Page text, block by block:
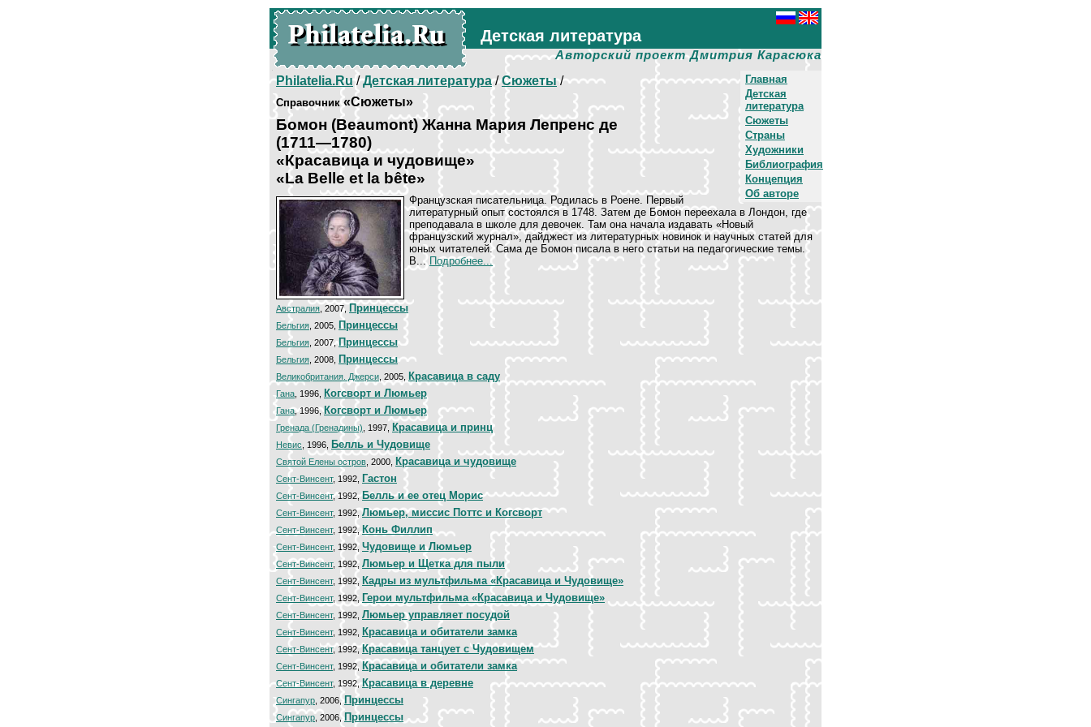
Детская литература
Авторский проект Дмитрия Карасюка
Главная
Детская
литература
Сюжеты
Страны
Художники
Библиография
Концепция
Об авторе
Philatelia.Ru/Детская литература/Сюжеты/
Справочник«Сюжеты»
Бомон (Beaumont) Жанна Мария Лепренс де
(1711—1780)
«Красавица и чудовище»
«La Belle et la bête»
Французская писательница. Родилась в Роене. Первый
литературный опыт состоялся в 1748. Затем де Бомон переехала в Лондон, где
преподавала в школе для девочек. Там она начала издавать «Новый
французский журнал», дайджест из литературных новинок и научных статей для
юных читателей. Сама де Бомон писала в него статьи на педагогические темы.
В... Подробнее...
Австралия , 2007, Принцессы
Бельгия , 2005, Принцессы
Бельгия , 2007,Принцессы
Бельгия , 2008, Принцессы
Великобритания. Джерси , 2005, Красавица в саду
Гана , 1996, Когсворт и Люмьер
Гана, 1996,Когсворт и Люмьер
Гренада (Гренадины) , 1997, Красавица и принц
Невис , 1996, Белль и Чудовище
Святой Елены остров , 2000, Красавица и чудовище
Сент-Винсент, 1992, Гастон
Сент-Винсент, 1992,Белль и ее отец Морис
Сент-Винсент, 1992,Люмьер, миссис Поттс и Когсворт
Сент-Винсент, 1992,Конь Филлип
Сент-Винсент, 1992, Чудовище и Люмьер
Сент-Винсент, 1992, Люмьер и Щетка для пыли
Сент-Винсент, 1992, Кадры из мультфильма «Красавица и Чудовище»
Сент-Винсент, 1992, Герои мультфильма «Красавица и Чудовище»
Сент-Винсент, 1992, Люмьер управляет посудой
Сент-Винсент, 1992, Красавица и обитатели замка
Сент-Винсент, 1992,Красавица танцует с Чудовищем
Сент-Винсент, 1992, Красавица и обитатели замка
Сент-Винсент, 1992,Красавица в деревне
Сингапур , 2006,Принцессы
Сингапур, 2006,Принцессы